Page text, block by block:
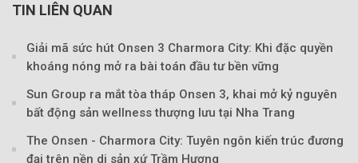
TIN LIÊN QUAN
Giải mã sức hút Onsen 3 Charmora City: Khi đặc quyền
khoáng nóng mở ra bài toán đầu tư bền vững
Sun Group ra mắt tòa tháp Onsen 3, khai mở kỷ nguyên
bất động sản wellness thượng lưu tại Nha Trang
The Onsen - Charmora City: Tuyên ngôn kiến trúc đương
đại trên nền di sản xứ Trầm Hương